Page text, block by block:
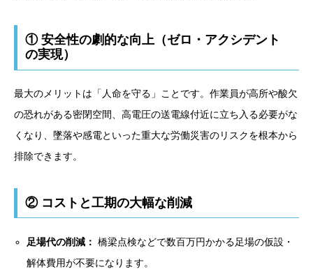
① 安全性の劇的な向上（ゼロ・アクシデント
の実現）
最大のメリットは「人命を守る」ことです。作業員が高所や酸欠
の恐れがある密閉空間、高電圧の送電線付近に立ち入る必要がな
くなり、墜落や感電といった重大な労働災害のリスクを根本から
排除できます。
② コストと工期の大幅な削減
足場代の削減： 橋梁点検などで数百万円かかる足場の仮設・
解体費用が不要になります。